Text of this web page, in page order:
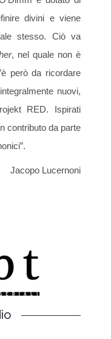
divini e viene
stesso. Ciò va
, nel quale non è
però da ricordare
nuovi,
RED. Ispirati
contributo da parte
Jacopo Lucernoni